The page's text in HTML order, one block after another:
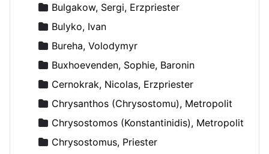
Bulgakow, Sergi, Erzpriester
Bulyko, Ivan
Bureha, Volodymyr
Buxhoevenden, Sophie, Baronin
Cernokrak, Nicolas, Erzpriester
Chrysanthos (Chrysostomu), Metropolit
Chrysostomos (Konstantinidis), Metropolit
Chrysostomus, Priester